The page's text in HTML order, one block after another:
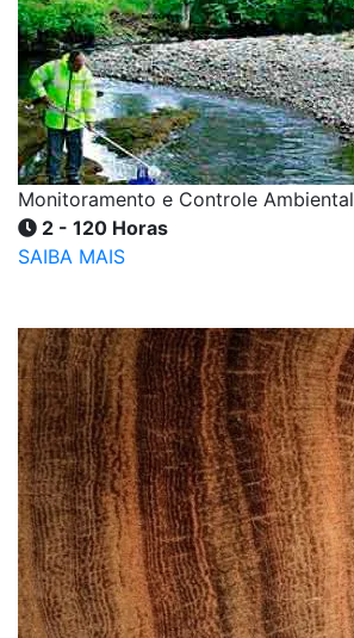
Monitoramento e Controle Ambiental
2 - 120 Horas
SAIBA MAIS